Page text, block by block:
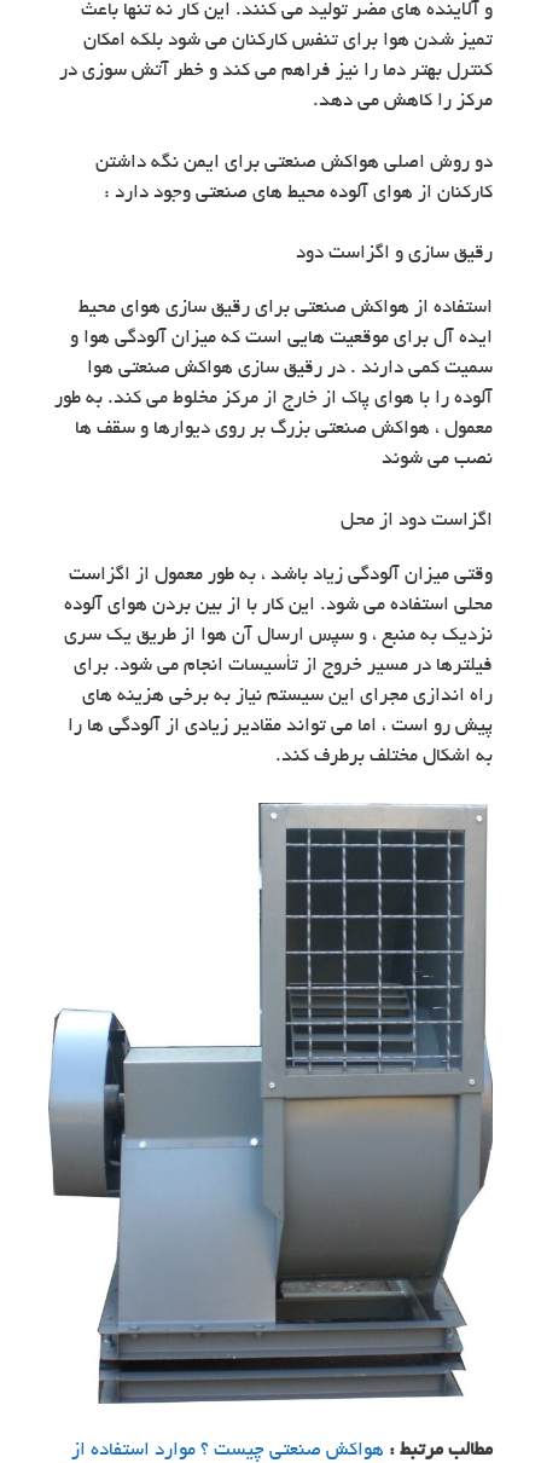
و آلاینده های مضر تولید می کنند. این کار نه تنها باعث
تمیز شدن هوا برای تنفس کارکنان می شود بلکه امکان
کنترل بهتر دما را نیز فراهم می کند و خطر آتش سوزی در
مرکز را کاهش می دهد.
دو روش اصلی هواکش صنعتی برای ایمن نگه داشتن
کارکنان از هوای آلوده محیط های صنعتی وجود دارد :
رقیق سازی و اگزاست دود
استفاده از هواکش صنعتی برای رقیق سازی هوای محیط
ایده آل برای موقعیت هایی است که میزان آلودگی هوا و
سمیت کمی دارند . در رقیق سازی هواکش صنعتی هوا
آلوده را با هوای پاک از خارج از مرکز مخلوط می کند. به طور
معمول ، هواکش صنعتی بزرگ بر روی دیوارها و سقف ها
نصب می شوند
اگزاست دود از محل
وقتی میزان آلودگی زیاد باشد ، به طور معمول از اگزاست
محلی استفاده می شود. این کار با از بین بردن هوای آلوده
نزدیک به منبع ، و سپس ارسال آن هوا از طریق یک سری
فیلترها در مسیر خروج از تأسیسات انجام می شود. برای
راه اندازی مجرای این سیستم نیاز به برخی هزینه های
پیش رو است ، اما می تواند مقادیر زیادی از آلودگی ها را
به اشکال مختلف برطرف کند.
مطالب مرتبط : هواکش صنعتی چیست ؟ موارد استفاده از